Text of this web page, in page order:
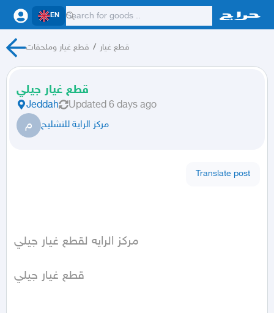
EN
قطع غيار وملحقات / قطع غيار
قطع غيار جيلي
Jeddah Updated 6 days ago
م مركز الراية للتشليح
Translate post
مركز الرايه لقطع غيار جيلي
قطع غيار جيلي